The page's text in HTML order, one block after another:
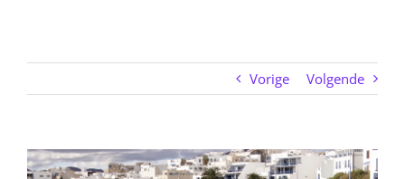
Vorige Volgende
Bekijk